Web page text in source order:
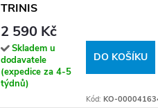
TRINIS
2 590 Kč
Skladem u
dodavatele
(expedice za 4-5
týdnů)
DO KOŠÍKU
Kód: KO-